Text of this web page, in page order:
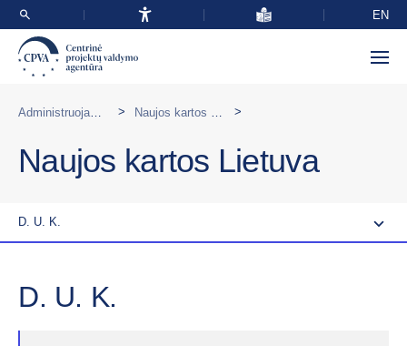
EN
> >
Naujos kartos Lietuva
D. U. K.
D. U. K.